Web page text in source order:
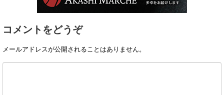
コメントをどうぞ
メールアドレスが公開されることはありません。